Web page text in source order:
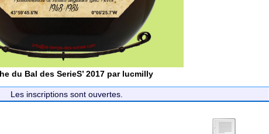
du Bal des SerieS’ 2017 par lucmilly
Les inscriptions sont ouvertes.